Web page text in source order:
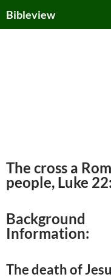
toBibleview
The cross a
people, Luke
Background
Information:
The death of